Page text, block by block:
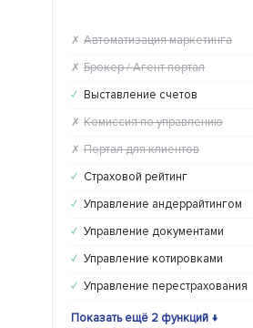
✗ Автоматизация маркетинга
✗ Брокер / Агент портал
✓ Выставление счетов
✗ Комиссия по управлению
✗ Портал для клиентов
✓ Страховой рейтинг
✓ Управление андеррайтингом
✓ Управление документами
✓ Управление котировками
✓ Управление перестрахования
Показать ещё 2 функций ↓